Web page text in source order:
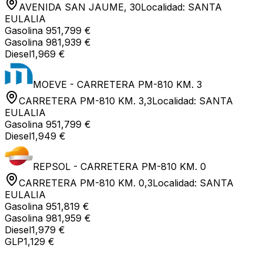
AVENIDA SAN JAUME, 30Localidad: SANTA
EULALIA
Gasolina 951,799 €
Gasolina 981,939 €
Diesel1,969 €
MOEVE - CARRETERA PM-810 KM. 3
CARRETERA PM-810 KM. 3,3Localidad: SANTA
EULALIA
Gasolina 951,799 €
Diesel1,949 €
REPSOL - CARRETERA PM-810 KM. 0
CARRETERA PM-810 KM. 0,3Localidad: SANTA
EULALIA
Gasolina 951,819 €
Gasolina 981,959 €
Diesel1,979 €
GLP1,129 €